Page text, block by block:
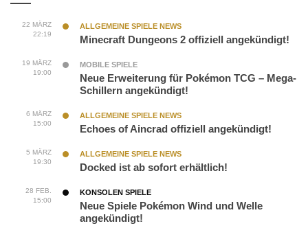
22 MÄRZ
22:19
ALLGEMEINE SPIELE NEWS
Minecraft Dungeons 2 offiziell angekündigt!
19 MÄRZ
19:00
MOBILE SPIELE
Neue Erweiterung für Pokémon TCG – Mega-
Schillern angekündigt!
6 MÄRZ
15:00
ALLGEMEINE SPIELE NEWS
Echoes of Aincrad offiziell angekündigt!
5 MÄRZ
19:30
ALLGEMEINE SPIELE NEWS
Docked ist ab sofort erhältlich!
28 FEB.
15:00
KONSOLEN SPIELE
Neue Spiele Pokémon Wind und Welle
angekündigt!